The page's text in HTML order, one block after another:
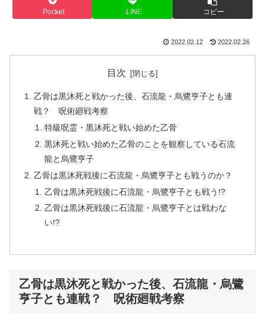
Pocket LINE コピー
2022.02.12 2022.02.26
目次
乙骨は黒沐死と戦かった後、石流龍・烏鷺亨子とも連
戦？ 呪術廻戦考察
特級呪霊・黒沐死と戦い始めた乙骨
黒沐死と戦い始めた乙骨のことを観察している石流
龍と烏鷺亨子
乙骨は黒沐死戦後に石流龍・烏鷺亨子とも戦うのか？
乙骨は黒沐死戦後に石流龍・烏鷺亨子とも戦う!?
乙骨は黒沐死戦後に石流龍・烏鷺亨子とは戦わな
い!?
乙骨は黒沐死と戦かった後、石流龍・烏鷺
亨子とも連戦？ 呪術廻戦考察